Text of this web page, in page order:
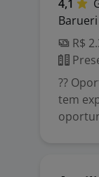
4,1
Barueri
R$
??
tem